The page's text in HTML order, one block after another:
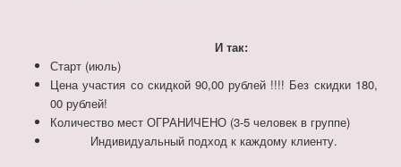
И так:
Старт (июль)
Цена участия со скидкой 90,00 рублей !!!! Без скидки 180,
00 рублей!
Количество мест ОГРАНИЧЕНО (3-5 человек в группе)
Индивидуальный подход к каждому клиенту.